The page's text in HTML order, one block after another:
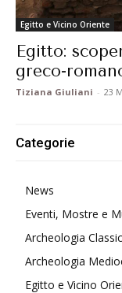
Egitto e Vicino Oriente
Egitto:
greco-
Tiziana Giuliani - 23
Categorie
News
Eventi, Mostre e
Archeologia
Archeologia
Egitto e Vicino